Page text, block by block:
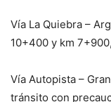
Vía La Quiebra –
10+400 y km
Vía Autopista –
tránsito con